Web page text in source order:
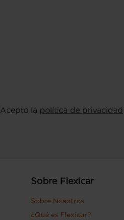
Acepto la política de privacidad
Sobre Flexicar
Sobre Nosotros
¿Qué es Flexicar?